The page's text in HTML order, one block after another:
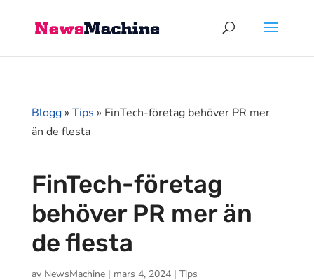
Blogg» Tips » FinTech-företag behöver PR mer
än de flesta
FinTech-företag
behöver PR mer än
de flesta
av NewsMachine| mars 4, 2024| Tips